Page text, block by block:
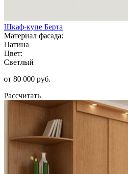
Шкаф-купе Берта
Материал фасада:
Патина
Цвет:
Светлый
от 80 000 руб.
Рассчитать